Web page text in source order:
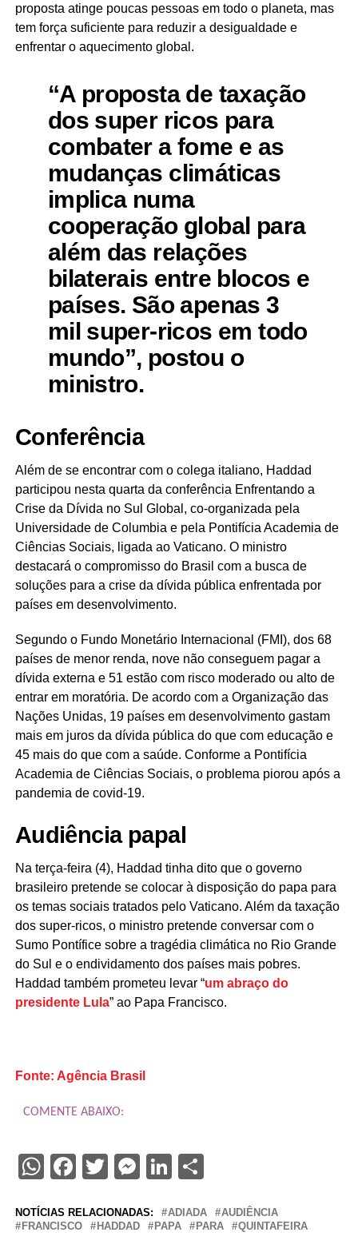
proposta atinge poucas pessoas em todo o planeta, mas
tem força suficiente para reduzir a desigualdade e
enfrentar o aquecimento global.
“A proposta de taxação
dos super ricos para
combater a fome e as
mudanças climáticas
implica numa
cooperação global para
além das relações
bilaterais entre blocos e
países. São apenas 3
mil super-ricos em todo
mundo”, postou o
ministro.
Conferência
Além de se encontrar com o colega italiano, Haddad
participou nesta quarta da conferência Enfrentando a
Crise da Dívida no Sul Global, co-organizada pela
Universidade de Columbia e pela Pontifícia Academia de
Ciências Sociais, ligada ao Vaticano. O ministro
destacará o compromisso do Brasil com a busca de
soluções para a crise da dívida pública enfrentada por
países em desenvolvimento.
Segundo o Fundo Monetário Internacional (FMI), dos 68
países de menor renda, nove não conseguem pagar a
dívida externa e 51 estão com risco moderado ou alto de
entrar em moratória. De acordo com a Organização das
Nações Unidas, 19 países em desenvolvimento gastam
mais em juros da dívida pública do que com educação e
45 mais do que com a saúde. Conforme a Pontifícia
Academia de Ciências Sociais, o problema piorou após a
pandemia de covid-19.
Audiência papal
Na terça-feira (4), Haddad tinha dito que o governo
brasileiro pretende se colocar à disposição do papa para
os temas sociais tratados pelo Vaticano. Além da taxação
dos super-ricos, o ministro pretende conversar com o
Sumo Pontífice sobre a tragédia climática no Rio Grande
do Sul e o endividamento dos países mais pobres.
Haddad também prometeu levar “um abraço do
presidente Lula” ao Papa Francisco.
Fonte: Agência Brasil
COMENTE ABAIXO:
WhatsApp
Facebook
Twitter
Messenger
LinkedIn
Share
NOTÍCIAS RELACIONADAS: ADIADA
AUDIÊNCIA
FRANCISCO
HADDAD PAPA PARA QUINTAFEIRA